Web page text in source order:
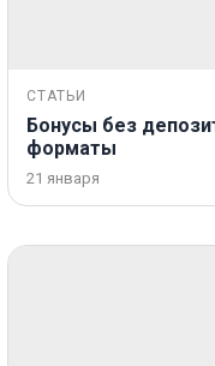
СТАТЬИ
Бонусы без
форматы
21 января